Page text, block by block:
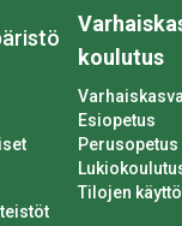
koulutus
Esiopetus
Perusopetus
Tilojen